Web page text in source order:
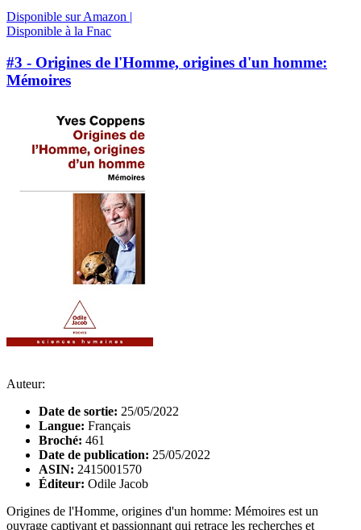
Disponible sur Amazon |
Disponible à la Fnac
#3 - Origines de l'Homme, origines d'un homme:
Mémoires
Auteur:
Date de sortie: 25/05/2022
Langue: Français
Broché: 461
Date de publication: 25/05/2022
ASIN: 2415001570
Éditeur: Odile Jacob
Origines de l'Homme, origines d'un homme: Mémoires est un
ouvrage captivant et passionnant qui retrace les recherches et